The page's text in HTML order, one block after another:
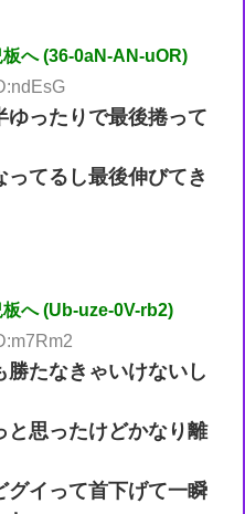
へ (36-0aN-AN-uOR)
ゆったりで最後捲って
てるし最後伸びてき
へ (Ub-uze-0V-rb2)
たなきゃいけないし
と思ったけどかなり離
グイって首下げて一瞬